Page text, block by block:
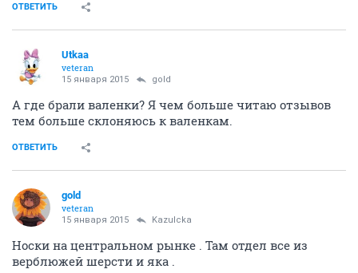
ОТВЕТИТЬ
Utkaa
veteran
15 января 2015 gold
А где брали валенки? Я чем больше читаю отзывов
тем больше склоняюсь к валенкам.
ОТВЕТИТЬ
gold
veteran
15 января 2015 Kazulcka
Носки на центральном рынке . Там отдел все из
верблюжей шерсти и яка .